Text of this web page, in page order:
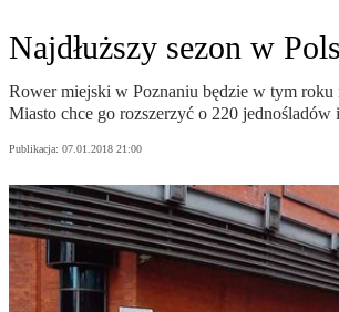
Najdłuższy sezon w
Rower miejski w Poznaniu będzie w tym roku
Miasto chce go rozszerzyć o 220 jednośladów
Publikacja: 07.01.2018 21:00